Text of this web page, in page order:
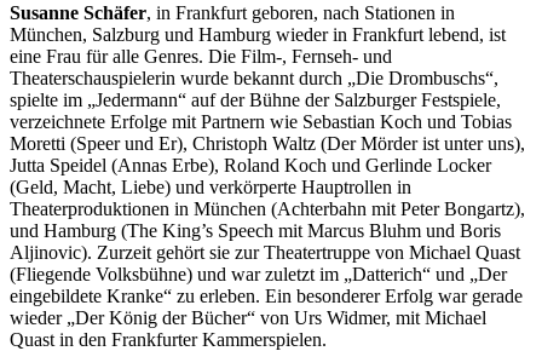
Susanne Schäfer, in Frankfurt geboren, nach Stationen in
München, Salzburg und Hamburg wieder in Frankfurt lebend, ist
eine Frau für alle Genres. Die Film-, Fernseh- und
Theaterschauspielerin wurde bekannt durch „Die Drombuschs“,
spielte im „Jedermann“ auf der Bühne der Salzburger Festspiele,
verzeichnete Erfolge mit Partnern wie Sebastian Koch und Tobias
Moretti (Speer und Er), Christoph Waltz (Der Mörder ist unter uns),
Jutta Speidel (Annas Erbe), Roland Koch und Gerlinde Locker
(Geld, Macht, Liebe) und verkörperte Hauptrollen in
Theaterproduktionen in München (Achterbahn mit Peter Bongartz),
und Hamburg (The King’s Speech mit Marcus Bluhm und Boris
Aljinovic). Zurzeit gehört sie zur Theatertruppe von Michael Quast
(Fliegende Volksbühne) und war zuletzt im „Datterich“ und „Der
eingebildete Kranke“ zu erleben. Ein besonderer Erfolg war gerade
wieder „Der König der Bücher“ von Urs Widmer, mit Michael
Quast in den Frankfurter Kammerspielen.